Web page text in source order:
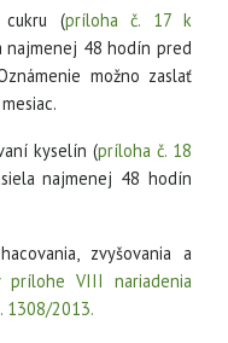
cukru (príloha č. 17 k
najmenej 48 hodín pred
možno zaslať
kyselín (príloha č. 18
najmenej 48 hodín
zvyšovania a
prílohe VIII nariadenia
1308/2013.